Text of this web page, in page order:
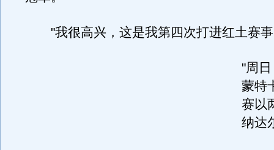
"我很高兴，这是我第四次打进红土赛事
"周
蒙特
赛以
纳达